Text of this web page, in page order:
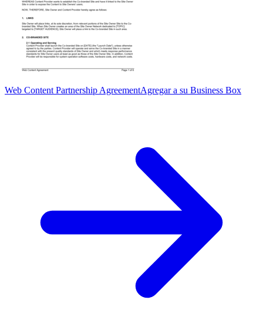
Web Content Partnership AgreementAgregar a su Business Box